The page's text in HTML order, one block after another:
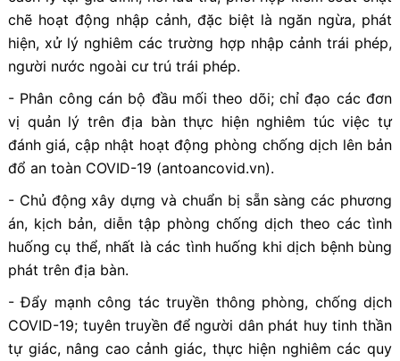
chẽ hoạt động nhập cảnh, đặc biệt là ngăn ngừa, phát
hiện, xử lý nghiêm các trường hợp nhập cảnh trái phép,
người nước ngoài cư trú trái phép.
- Phân công cán bộ đầu mối theo dõi; chỉ đạo các đơn
vị quản lý trên địa bàn thực hiện nghiêm túc việc tự
đánh giá, cập nhật hoạt động phòng chống dịch lên bản
đổ an toàn COVID-19 (antoancovid.vn).
- Chủ động xây dựng và chuẩn bị sẵn sàng các phương
án, kịch bản, diễn tập phòng chống dịch theo các tình
huống cụ thể, nhất là các tình huống khi dịch bệnh bùng
phát trên địa bàn.
- Đẩy mạnh công tác truyền thông phòng, chống dịch
COVID-19; tuyên truyền để người dân phát huy tinh thần
tự giác, nâng cao cảnh giác, thực hiện nghiêm các quy